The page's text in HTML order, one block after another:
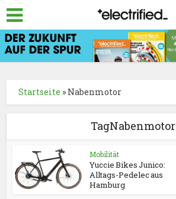
Startseite » Nabenmotor
TagNabenmotor
Mobilität
Yuccie Bikes Junico:
Alltags-Pedelec aus
Hamburg